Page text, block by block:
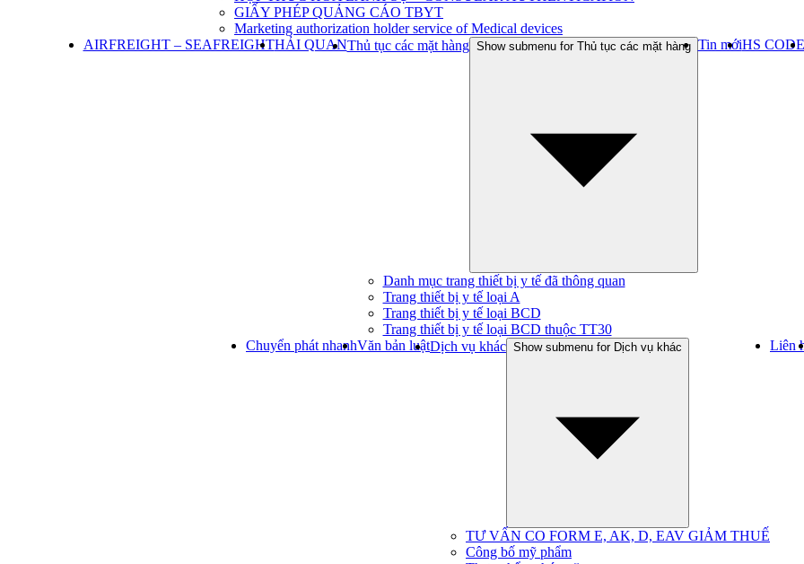
GIẤY PHÉP QUẢNG CÁO TBYT
Marketing authorization holder service of Medical devices
AIRFREIGHT – SEAFREIGHTHẢI QUANThủ tục các mặt hàng Show submenu for Thủ tục các mặt hàng
Danh mục trang thiết bị y tế đã thông quan
Trang thiết bị y tế loại A
Trang thiết bị y tế loại BCD
Trang thiết bị y tế loại BCD thuộc TT30
Tin mớiHS CODE
Chuyển phát nhanhVăn bản luậtDịch vụ khác Show submenu for Dịch vụ khác
TƯ VẤN CO FORM E, AK, D, EAV GIẢM THUẾ
Công bố mỹ phẩm
Liên